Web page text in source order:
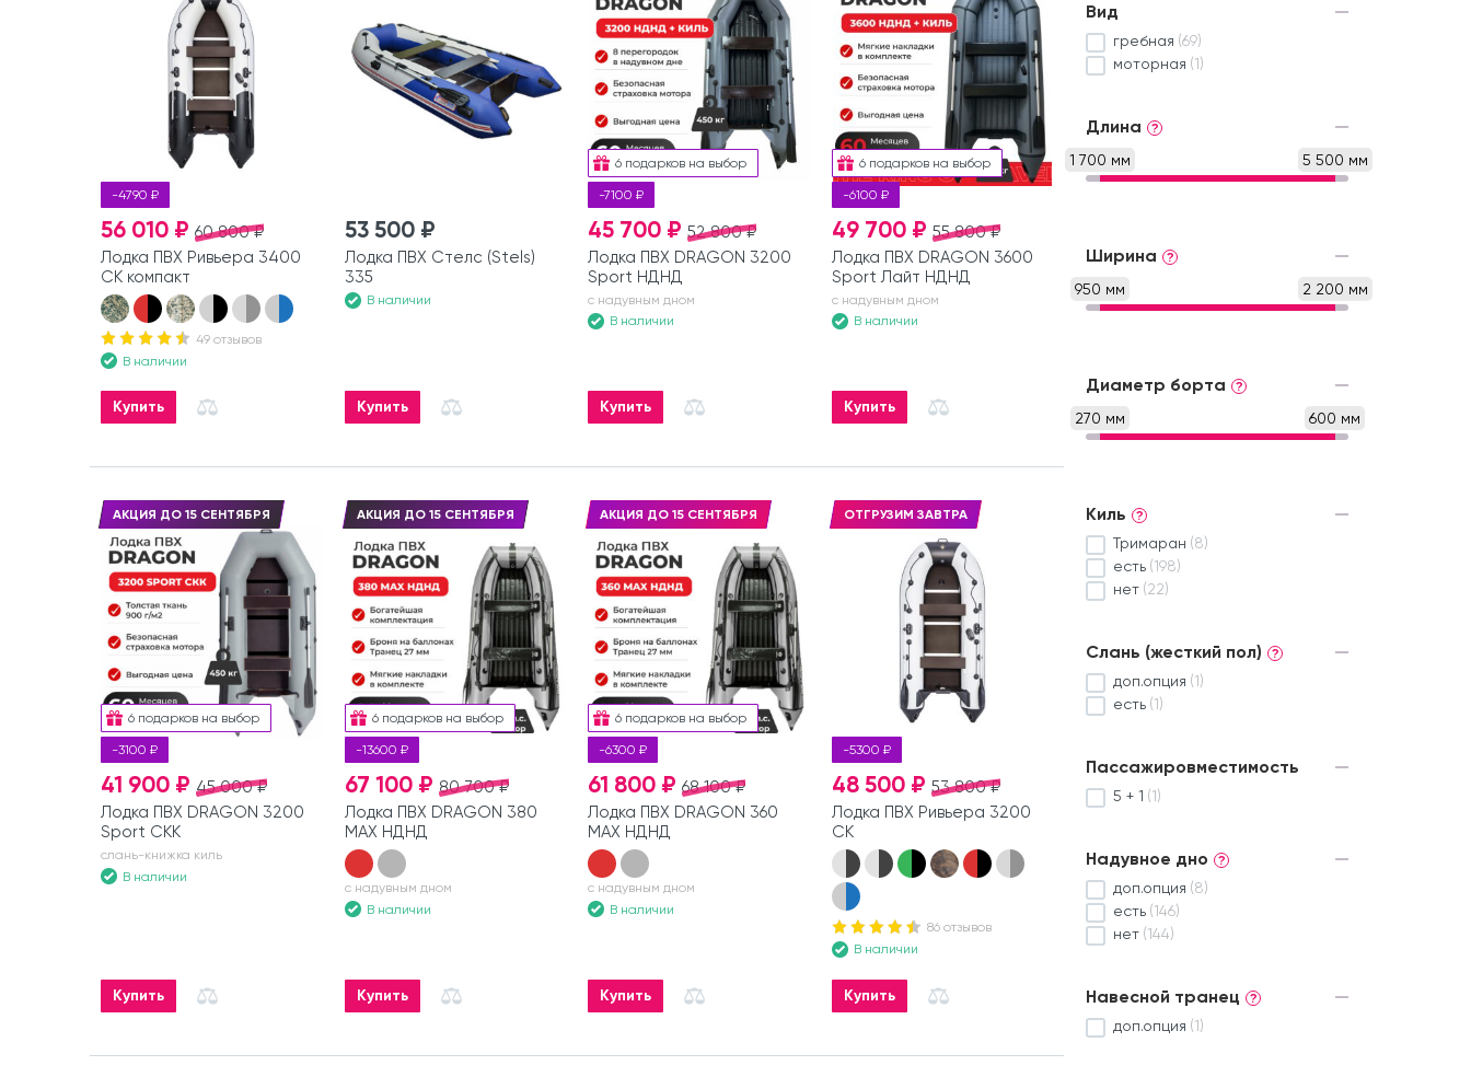
-4790 ₽
60 800 ₽
56 010 ₽
Лодка ПВХ Ривьера 3400
СК компакт
49 отзывов
В наличии
Купить
53 500 ₽
Лодка ПВХ Стелс (Stels)
335
В наличии
Купить
6 подарков на выбор
-7100 ₽
52 800 ₽
45 700 ₽
Лодка ПВХ DRAGON 3200
Sport НДНД
с надувным дном
В наличии
Купить
6 подарков на выбор
-6100 ₽
55 800 ₽
49 700 ₽
Лодка ПВХ DRAGON 3600
Sport Лайт НДНД
с надувным дном
В наличии
Купить
6 подарков на выбор
-3100 ₽
АКЦИЯ ДО 15 СЕНТЯБРЯ
45 000 ₽
41 900 ₽
Лодка ПВХ DRAGON 3200
Sport СКК
слань-книжка киль
В наличии
Купить
6 подарков на выбор
-13600 ₽
АКЦИЯ ДО 15 СЕНТЯБРЯ
80 700 ₽
67 100 ₽
Лодка ПВХ DRAGON 380
MAX НДНД
с надувным дном
В наличии
Купить
6 подарков на выбор
-6300 ₽
АКЦИЯ ДО 15 СЕНТЯБРЯ
68 100 ₽
61 800 ₽
Лодка ПВХ DRAGON 360
MAX НДНД
с надувным дном
В наличии
Купить
-5300 ₽
ОТГРУЗИМ ЗАВТРА
53 800 ₽
48 500 ₽
Лодка ПВХ Ривьера 3200
СК
86 отзывов
В наличии
Купить
Вид
гребная (69)
моторная (1)
Длина ?
1 700 мм 5 500 мм
Ширина ?
950 мм 2 200 мм
Диаметр борта ?
270 мм 600 мм
Киль ?
Тримаран (8)
есть (198)
нет (22)
Слань (жесткий пол) ?
доп.опция (1)
есть (1)
Пассажировместимость
5 + 1 (1)
Надувное дно ?
доп.опция (8)
есть (146)
нет (144)
Навесной транец ?
доп.опция (1)